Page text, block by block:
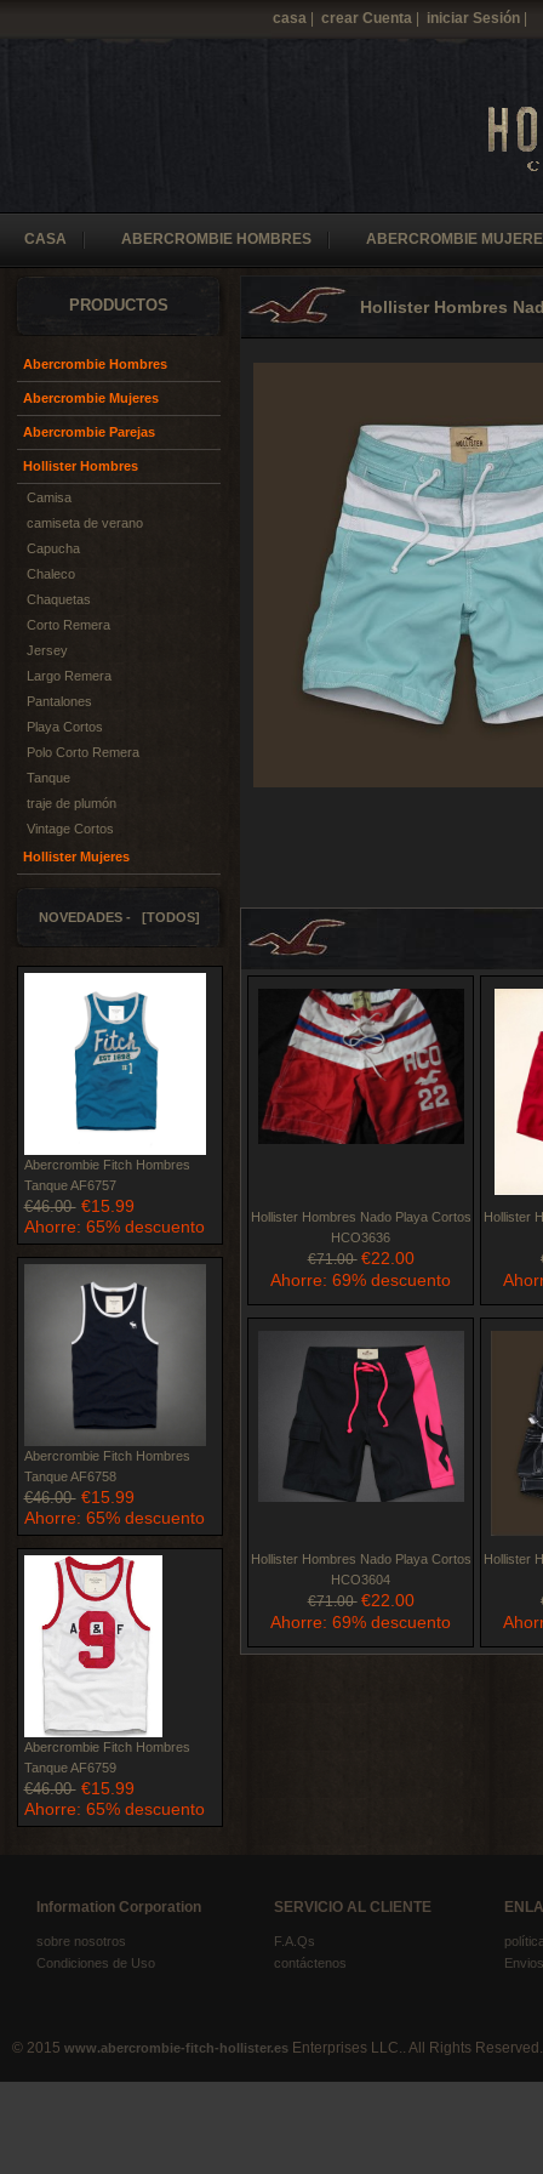
casa crear Cuenta iniciar Sesión
CASA ABERCROMBIE HOMBRES ABERCROMBIE
PRODUCTOS
Abercrombie Hombres
Abercrombie Mujeres
Abercrombie Parejas
Hollister Hombres
Camisa
camiseta de verano
Capucha
Chaleco
Chaquetas
Corto Remera
Jersey
Largo Remera
Pantalones
Playa Cortos
Polo Corto Remera
Tanque
traje de plumón
Vintage Cortos
Hollister Mujeres
NOVEDADES - [TODOS]
Abercrombie Fitch Hombres
Tanque AF6757
€46.00 €15.99
Ahorre: 65% descuento
Abercrombie Fitch Hombres
Tanque AF6758
€46.00 €15.99
Ahorre: 65% descuento
Abercrombie Fitch Hombres
Tanque AF6759
€46.00 €15.99
Ahorre: 65% descuento
Hollister Hombres
Hollister Hombres Nado Playa Cortos
HCO3636
€71.00 €22.00
Ahorre: 69% descuento
Hollister
Hollister Hombres Nado Playa Cortos
HCO3604
€71.00 €22.00
Ahorre: 69% descuento
Hollister
Information Corporation
sobre nosotros
Condiciones de Uso
SERVICIO AL CLIENTE
F.A.Qs
contáctenos
© 2015 www.abercrombie-fitch-hollister.es Enterprises LLC.. All Rights Reserved.